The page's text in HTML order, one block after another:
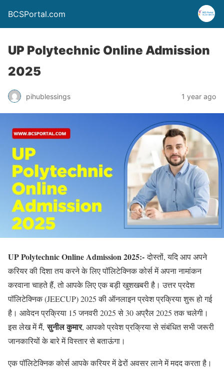
BCSPortal.com
UP Polytechnic Online Admission
2025
pihublessings 1 year ago
UP Polytechnic Online Admission 2025:-दोस्तों, यदि आप अपने
करियर की दिशा तय करने के लिए पॉलिटेक्निक कोर्स में अपना नामांकन
करवाना चाहते हैं, तो आपके लिए एक बड़ी खुशखबरी है। उत्तर प्रदेश
पॉलिटेक्निक (JEECUP) 2025 की ऑनलाइन प्रवेश प्रक्रिया शुरू हो गई
है। आवेदन प्रक्रिया 15 जनवरी 2025 से 30 अप्रैल 2025 तक चलेगी।
इस लेख में मैं,सुनील कुमार, आपको प्रवेश प्रक्रिया से संबंधित सभी जरूरी
जानकारियों के बारे में विस्तार से बताऊंगा।
एक पॉलिटेक्निक कोर्स आपके करियर में ढेरों अवसर लाने में मदद करता है।